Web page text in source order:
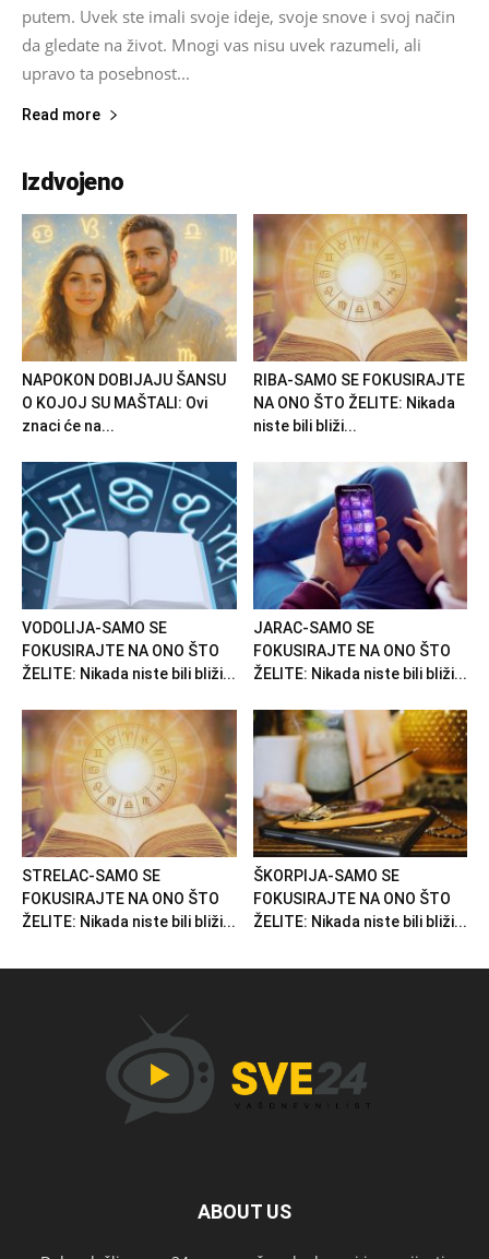
putem. Uvek ste imali svoje ideje, svoje snove i svoj način
da gledate na život. Mnogi vas nisu uvek razumeli, ali
upravo ta posebnost...
Read more
Izdvojeno
NAPOKON DOBIJAJU ŠANSU
O KOJOJ SU MAŠTALI: Ovi
znaci će na...
RIBA-SAMO SE FOKUSIRAJTE
NA ONO ŠTO ŽELITE: Nikada
niste bili bliži...
VODOLIJA-SAMO SE
FOKUSIRAJTE NA ONO ŠTO
ŽELITE: Nikada niste bili bliži...
JARAC-SAMO SE
FOKUSIRAJTE NA ONO ŠTO
ŽELITE: Nikada niste bili bliži...
STRELAC-SAMO SE
FOKUSIRAJTE NA ONO ŠTO
ŽELITE: Nikada niste bili bliži...
ŠKORPIJA-SAMO SE
FOKUSIRAJTE NA ONO ŠTO
ŽELITE: Nikada niste bili bliži...
ABOUT US